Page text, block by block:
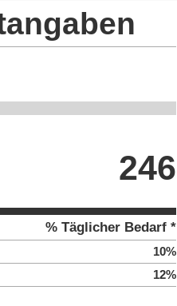
246
% Täglicher Bedarf *
10%
12%